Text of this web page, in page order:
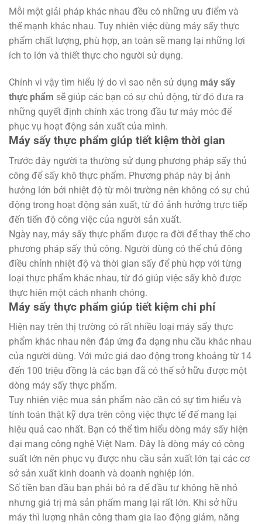
Mỗi một giải pháp khác nhau đều có những ưu điểm và
thế mạnh khác nhau. Tuy nhiên việc dùng máy sấy thực
phẩm chất lượng, phù hợp, an toàn sẽ mang lại những lợi
ích to lớn và thiết thực cho người sử dụng.
Chính vì vậy tìm hiểu lý do vì sao nên sử dụng máy sấy
thực phẩm sẽ giúp các bạn có sự chủ động, từ đó đưa ra
những quyết định chính xác trong đầu tư máy móc để
phục vụ hoạt động sản xuất của mình.
Máy sấy thực phẩm giúp tiết kiệm thời gian
Trước đây người ta thường sử dụng phương pháp sấy thủ
công để sấy khô thực phẩm. Phương pháp này bị ảnh
hưởng lớn bởi nhiệt độ từ môi trường nên không có sự chủ
động trong hoạt động sản xuất, từ đó ảnh hưởng trực tiếp
đến tiến độ công việc của người sản xuất.
Ngày nay, máy sấy thực phẩm được ra đời để thay thế cho
phương pháp sấy thủ công. Người dùng có thể chủ động
điều chỉnh nhiệt độ và thời gian sấy để phù hợp với từng
loại thực phẩm khác nhau, từ đó giúp việc sấy khô được
thực hiện một cách nhanh chóng.
Máy sấy thực phẩm giúp tiết kiệm chi phí
Hiện nay trên thị trường có rất nhiều loại máy sấy thực
phẩm khác nhau nên đáp ứng đa dạng nhu cầu khác nhau
của người dùng. Với mức giá dao động trong khoảng từ 14
đến 100 triệu đồng là các bạn đã có thể sở hữu được một
dòng máy sấy thực phẩm.
Tuy nhiên việc mua sản phẩm nào cần có sự tìm hiểu và
tính toán thật kỹ dựa trên công việc thực tế để mang lại
hiệu quả cao nhất. Bạn có thể tìm hiểu dòng máy sấy hiện
đại mang công nghệ Việt Nam. Đây là dòng máy có công
suất lớn nên phục vụ được nhu cầu sản xuất lớn tại các cơ
sở sản xuất kinh doanh và doanh nghiệp lớn.
Số tiền ban đầu bạn phải bỏ ra để đầu tư không hề nhỏ
nhưng giá trị mà sản phẩm mang lại rất lớn. Khi sở hữu
máy thì lượng nhân công tham gia lao động giảm, năng